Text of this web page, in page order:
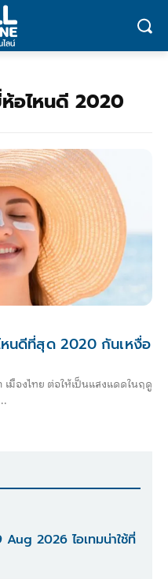
อไหนดี 2020
นดีที่สุด 2020 กันเหงื่อ
มืองไทย ต่อให้เป็นแสงแดดในฤดู
2026 ไอเทมน่าใช้ที่